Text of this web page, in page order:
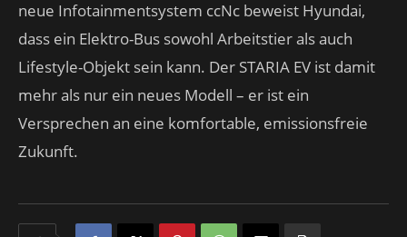
neue Infotainmentsystem ccNc beweist Hyundai,
dass ein Elektro-Bus sowohl Arbeitstier als auch
Lifestyle-Objekt sein kann. Der STARIA EV ist damit
mehr als nur ein neues Modell – er ist ein
Versprechen an eine komfortable, emissionsfreie
Zukunft.